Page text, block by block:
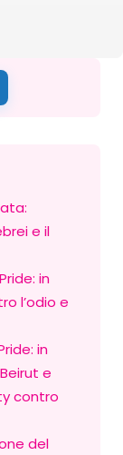
e il
in
l’odio e
in
e
contro
del